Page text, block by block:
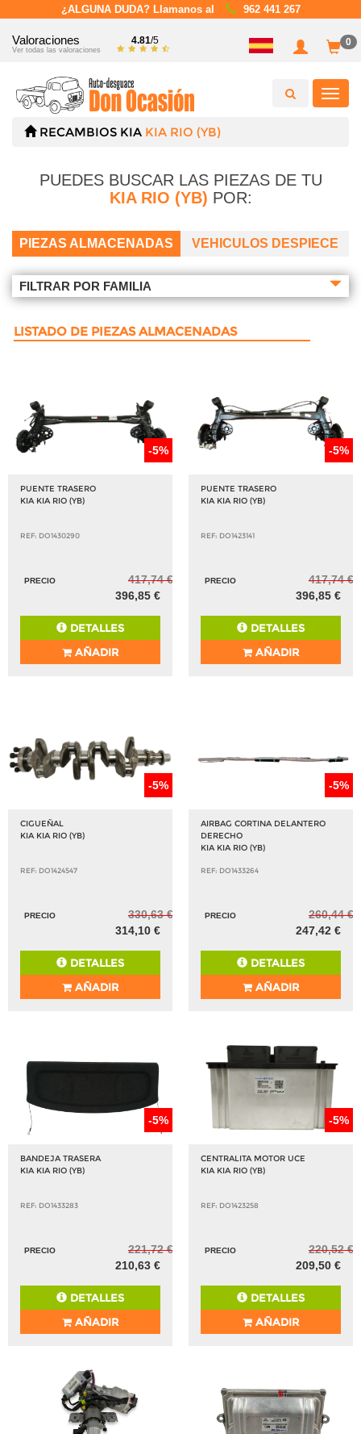
¿ALGUNA DUDA? Llamanos al 962 441 267
Valoraciones
Ver todas las valoraciones
4.81/5 0
RECAMBIOS KIA KIA RIO (YB)
PUEDES BUSCAR LAS PIEZAS DE TU
KIA RIO (YB) POR:
PIEZAS ALMACENADAS VEHICULOS DESPIECE
FILTRAR POR FAMILIA
LISTADO DE PIEZAS ALMACENADAS
-5%
PUENTE TRASERO
KIA KIA RIO (YB)
REF: DO1430290
PRECIO
417,74 €
396,85 €
DETALLES
AÑADIR
-5%
PUENTE TRASERO
KIA KIA RIO (YB)
REF: DO1423141
PRECIO
417,74 €
396,85 €
DETALLES
AÑADIR
-5%
CIGUEÑAL
KIA KIA RIO (YB)
REF: DO1424547
PRECIO
330,63 €
314,10 €
DETALLES
AÑADIR
-5%
AIRBAG CORTINA DELANTERO
DERECHO
KIA KIA RIO (YB)
REF: DO1433264
PRECIO
260,44 €
247,42 €
DETALLES
AÑADIR
-5%
BANDEJA TRASERA
KIA KIA RIO (YB)
REF: DO1433283
PRECIO
221,72 €
210,63 €
DETALLES
AÑADIR
-5%
CENTRALITA MOTOR UCE
KIA KIA RIO (YB)
REF: DO1423258
PRECIO
220,52 €
209,50 €
DETALLES
AÑADIR